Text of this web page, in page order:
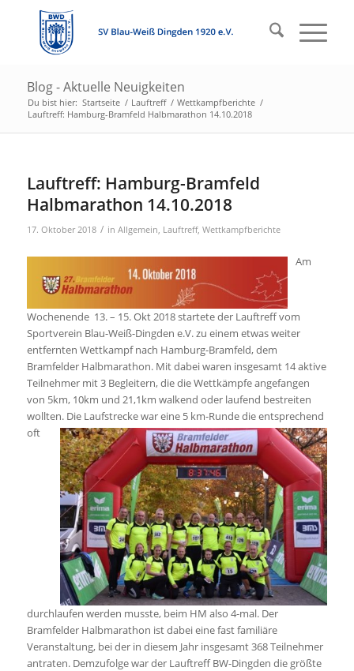
Blog - Aktuelle Neuigkeiten
Du bist hier: Startseite / Lauftreff / Wettkampfberichte /
Lauftreff: Hamburg-Bramfeld Halbmarathon 14.10.2018
Lauftreff: Hamburg-Bramfeld
Halbmarathon 14.10.2018
17. Oktober 2018 / in Allgemein, Lauftreff, Wettkampfberichte
Am
Wochenende 13. – 15. Okt 2018 startete der Lauftreff vom
Sportverein Blau-Weiß-Dingden e.V. zu einem etwas weiter
entfernten Wettkampf nach Hamburg-Bramfeld, dem
Bramfelder Halbmarathon. Mit dabei waren insgesamt 14 aktive
Teilnehmer mit 3 Begleitern, die die Wettkämpfe angefangen
von 5km, 10km und 21,1km walkend oder laufend bestreiten
wollten. Die Laufstrecke war eine 5 km-Runde die entsprechend
oft
durchlaufen werden musste, beim HM also 4-mal. Der
Bramfelder Halbmarathon ist dabei eine fast familiäre
Veranstaltung, bei der in diesem Jahr insgesamt 368 Teilnehmer
antraten. Demzufolge war der Lauftreff BW-Dingden die größte